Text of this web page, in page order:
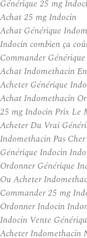
Générique 25 mg
Achat 25 mg Indocin
Achat Générique
Indocin combien ça
Commander
Achat Indomethacin
Acheter Générique
Achat Indomethacin
25 mg Indocin Prix Le
Acheter Du Vrai
Indomethacin Pas
Générique Indocin
Ordonner Générique
Ou Acheter
Commander 25 mg
Ordonner Indocin
Indocin Vente
Acheter Indomethacin